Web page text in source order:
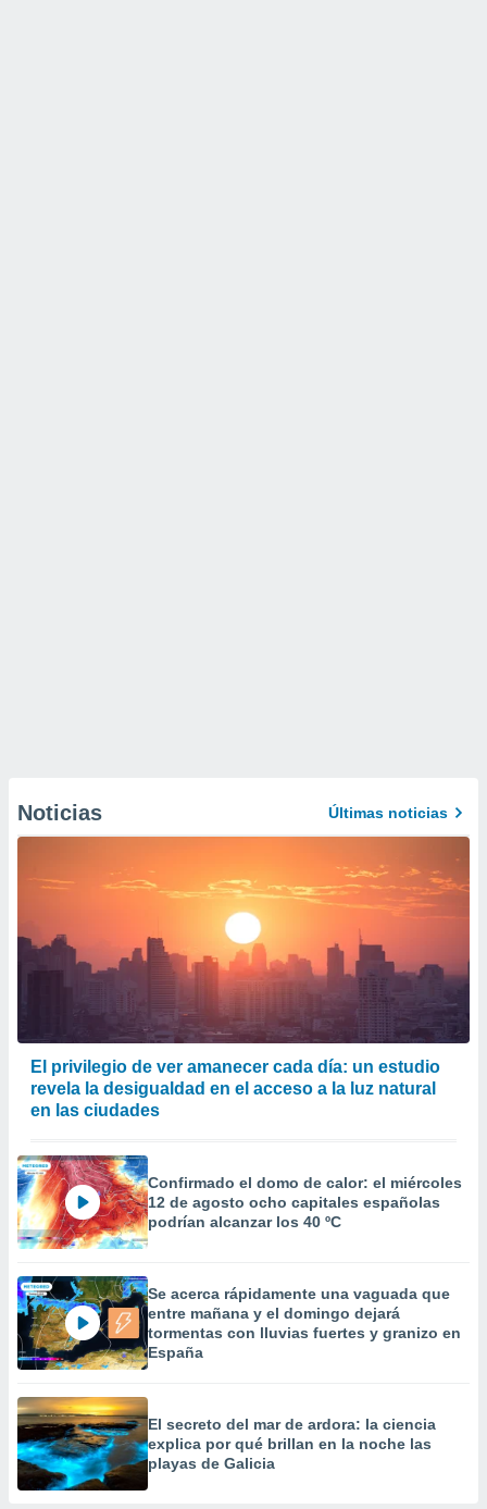
Noticias Últimas noticias
El privilegio de ver amanecer cada día: un estudio
revela la desigualdad en el acceso a la luz natural
en las ciudades
Confirmado el domo de calor: el miércoles
12 de agosto ocho capitales españolas
podrían alcanzar los 40 ºC
Se acerca rápidamente una vaguada que
entre mañana y el domingo dejará
tormentas con lluvias fuertes y granizo en
España
El secreto del mar de ardora: la ciencia
explica por qué brillan en la noche las
playas de Galicia